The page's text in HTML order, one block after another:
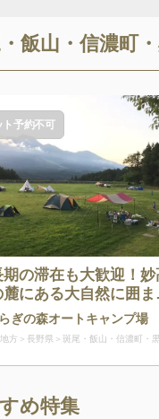
飯山・信濃町
ト予約不可
期の滞在も大歓迎！妙
麓にある大自然に囲ま
ャンプ場
ぎの森オートキャンプ場
方 長野県 斑尾・飯山・信濃町・
め特集